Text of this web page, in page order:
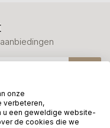
onze
verbeteren,
u een geweldige website-
de cookies die we